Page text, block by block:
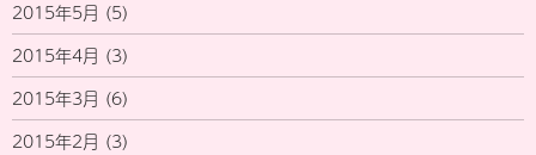
2015年5月 (5)
2015年4月 (3)
2015年3月 (6)
2015年2月 (3)